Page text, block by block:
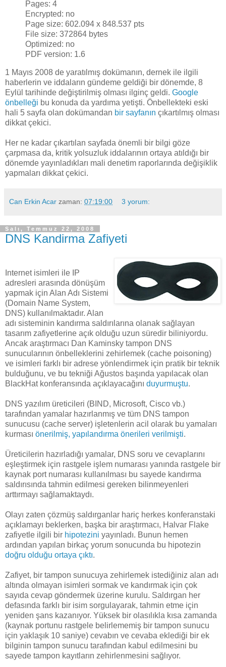
Pages: 4
Encrypted: no
Page size: 602.094 x 848.537 pts
File size: 372864 bytes
Optimized: no
PDF version: 1.6
1 Mayıs 2008 de yaratılmış dokümanın, dernek ile ilgili
haberlerin ve iddaların gündeme geldiği bir dönemde, 8
Eylül tarihinde değiştirilmiş olması ilginç geldi. Google
önbelleği bu konuda da yardıma yetişti. Önbellekteki eski
hali 5 sayfa olan dokümandan bir sayfanın çıkartılmış olması
dikkat çekici.
Her ne kadar çıkartılan sayfada önemli bir bilgi göze
çarpmasa da, kritik yolsuzluk iddalarının ortaya atıldığı bir
dönemde yayınladıkları mali denetim raporlarında değişiklik
yapmaları dikkat çekici.
Can Erkin Acar zaman: 07:19:00 3 yorum:
Salı, Temmuz 22, 2008
DNS Kandirma Zafiyeti
Internet isimleri ile IP
adresleri arasında dönüşüm
yapmak için Alan Adı Sistemi
(Domain Name System,
DNS) kullanılmaktadır. Alan
adı sisteminin kandırma saldırılarına olanak sağlayan
tasarım zafiyetlerine açık olduğu uzun süredir biliniyordu.
Ancak araştırmacı Dan Kaminsky tampon DNS
sunucularının önbelleklerini zehirlemek (cache poisoning)
ve isimleri farklı bir adrese yönlendirmek için pratik bir teknik
bulduğunu, ve bu tekniği Ağustos başında yapılacak olan
BlackHat konferansında açıklayacağını duyurmuştu.
DNS yazılım üreticileri (BIND, Microsoft, Cisco vb.)
tarafından yamalar hazırlanmış ve tüm DNS tampon
sunucusu (cache server) işletenlerin acil olarak bu yamaları
kurması önerilmiş, yapılandırma önerileri verilmişti.
Üreticilerin hazırladığı yamalar, DNS soru ve cevaplarını
eşleştirmek için rastgele işlem numarası yanında rastgele bir
kaynak port numarası kullanılması bu sayede kandırma
saldırısında tahmin edilmesi gereken bilinmeyenleri
arttırmayı sağlamaktaydı.
Olayı zaten çözmüş saldırganlar hariç herkes konferanstaki
açıklamayı beklerken, başka bir araştırmacı, Halvar Flake
zafiyetle ilgili bir hipotezini yayınladı. Bunun hemen
ardından yapılan birkaç yorum sonucunda bu hipotezin
doğru olduğu ortaya çıktı.
Zafiyet, bir tampon sunucuya zehirlemek istediğiniz alan adı
altında olmayan isimleri sormak ve kandırmak için çok
sayıda cevap göndermek üzerine kurulu. Saldırgan her
defasında farklı bir isim sorgulayarak, tahmin etme için
yeniden şans kazanıyor. Yüksek bir olasılıkla kısa zamanda
(kaynak portunu rastgele belirlememiş bir tampon sunucu
için yaklaşık 10 saniye) cevabın ve cevaba eklediği bir ek
bilginin tampon sunucu tarafından kabul edilmesini bu
sayede tampon kayıtların zehirlenmesini sağlıyor.